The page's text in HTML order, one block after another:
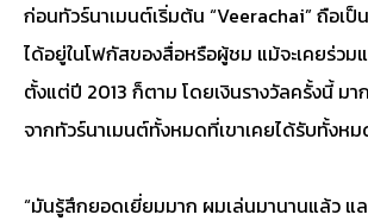
ก่อนทัวร์นาเมนต์เริ่มต้น “Veerachai” ถือเป็
ได้อยู่ในโฟกัสของสื่อหรือผู้ชม แม้จะเคยร่วม
ตั้งแต่ปี 2013 ก็ตาม โดยเงินรางวัลครั้งนี้ มา
จากทัวร์นาเมนต์ทั้งหมดที่เขาเคยได้รับทั้งหม
“มันรู้สึกยอดเยี่ยมมาก ผมเล่นมานานแล้ว แ